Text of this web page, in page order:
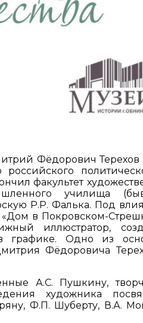
Фёдорович Терехов
российского
факультет
училища
Р.Р. Фалька. Под
в Покровском-
иллюстратор,
графике. Одно из
Фёдоровича
А.С. Пушкину,
художника
Ф.П. Шуберту, В.А.